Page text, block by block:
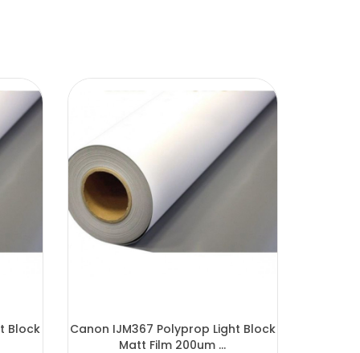
Block
Canon IJM367 Polyprop Light Block
Matt Film 200um ...